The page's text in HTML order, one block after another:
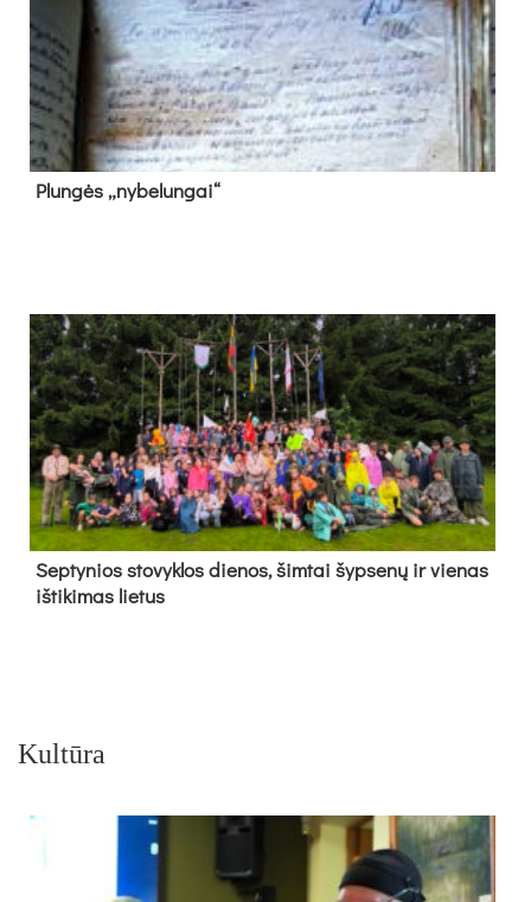
Plun­gės „ny­be­lun­gai“
Sep­ty­nios sto­vyk­los die­nos, šim­tai šyp­se­nų ir vie­nas
iš­ti­ki­mas lie­tus
Kultūra